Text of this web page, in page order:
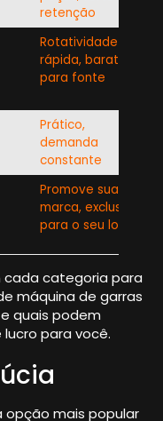
retenção
Rotatividade
rápida, barato
para fonte
Prático,
demanda
constante
Promove sua
marca, exclusivo
para o seu local
cada categoria para
máquina de garras
quais podem
para você.
opção mais popular